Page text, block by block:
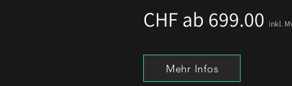
CHF ab 699.00 inkl.
Mehr Infos